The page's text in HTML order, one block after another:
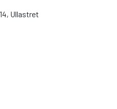
Ullastret